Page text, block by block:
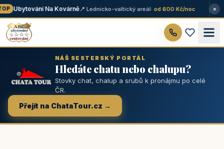
Ubytování Na Kovárně📍 Lednicko-valtický areál· od 600 Kč/noc ×
NÁŠ SESTERSKÝ PORTÁL
Hledáte chatu nebo chalupu?
Stovky chat, chalup a srubů k pronájmu po celé
ČR.
Přejít na ChataTour.cz →